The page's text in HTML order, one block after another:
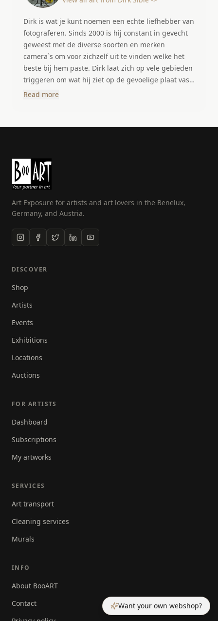
Dirk is wat je kunt noemen een echte liefhebber van
fotograferen. Sinds 2000 is hij constant in gevecht
geweest met de diverse soorten en merken
camera`s om voor zichzelf uit te vinden welke het
beste bij hem paste. Dirk laat zich op vele gebieden
triggeren om wat hij ziet op de gevoelige plaat vast
te leggen. Of het nu gaat om steden flora of fauna
hij laat zich niet sturen door de goed willende
Dirk heeft ook jarenlang deel uitgemaakt van de
Grote Paul Huf Club, een groep geselecteerde
fotografen die bij bijzondere prestaties op het
kan krijgen.
Read more
Want your own webshop?
Art Exposure for artists and art lovers in the Benelux,
Germany, and Austria.
DISCOVER
Shop
Artists
Events
Exhibitions
Locations
Auctions
FOR ARTISTS
Dashboard
Subscriptions
My artworks
SERVICES
Art transport
Cleaning services
Murals
INFO
About BooART
Contact